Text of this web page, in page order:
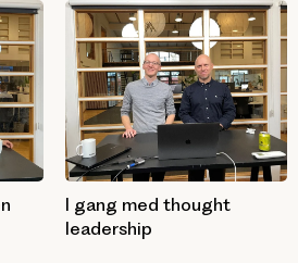
I gang med thought
leadership